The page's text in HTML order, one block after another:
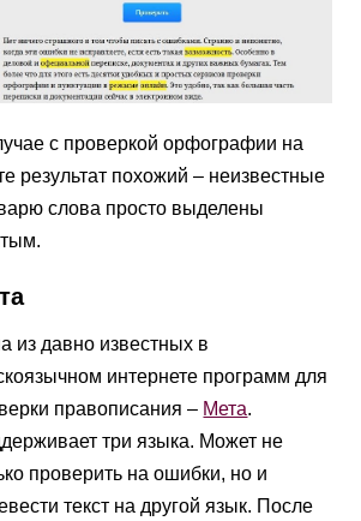
с проверкой орфографии на
результат похожий – неизвестные
слова просто выделены
из давно известных в
интернете программ для
правописания – Мета.
три языка. Может не
проверить на ошибки, но и
текст на другой язык. После